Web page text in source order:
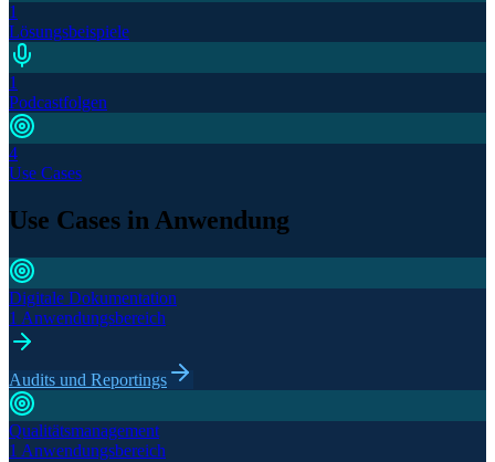
1
Lösungsbeispiele
1
Podcastfolgen
4
Use Cases
Use Cases in Anwendung
Digitale Dokumentation
1 Anwendungsbereich
Audits und Reportings
Qualitätsmanagement
1 Anwendungsbereich